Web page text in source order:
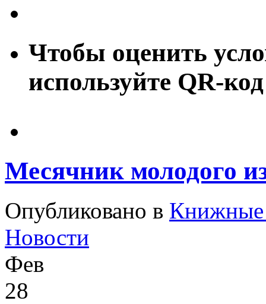
Чтобы оценить
используйте QR-код
Месячник молодого
Опубликовано в Книжные
Новости
Фев
28